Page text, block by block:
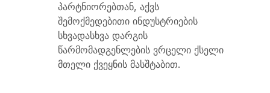
პარტნიორებთან, აქვს
შემოქმედებითი ინდუსტრიების
სხვადასხვა დარგის
წარმომადგენლების ვრცელი ქსელი
მთელი ქვეყნის მასშტაბით.